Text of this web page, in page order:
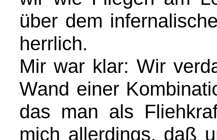
über dem
herrlich.
Mir war klar: Wir
Wand einer
das man als
mich allerdings, daß